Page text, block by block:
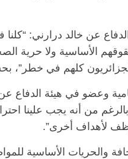
عن خالد درارني:
الأساسية ولا حرية
كلهم في خطر”،
وعضو في هيئة الدفاع
من أنه يجب علينا
لأهداف أخرى”.
والحريات الأساسية